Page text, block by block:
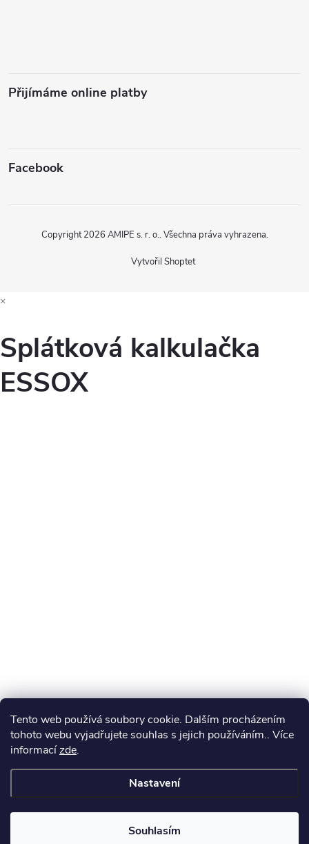
Tento web používá soubory cookie. Dalším procházením
tohoto webu vyjadřujete souhlas s jejich používáním.. Více
informacízde.
Nastavení
Souhlasím
Přijímáme online platby
Facebook
Vytvořil Shoptet
Copyright 2026 AMIPE s. r. o.. Všechna práva vyhrazena.
×
Splátková kalkulačka
ESSOX